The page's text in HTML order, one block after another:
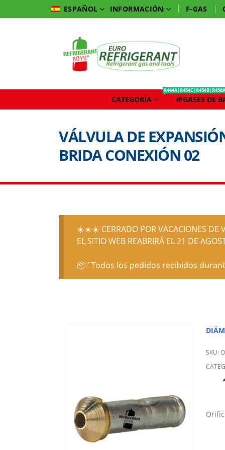
ESPAÑOL INFORMACIÓN F-GAS
CATEGORÍA 🌱GASES DE
VÁLVULA DE
BRIDA CONEXIÓN 02
☀️☀️☀️ CERRADO POR VACACIONES
EL SITIO WEB REABRIRÁ EL 21 DE
📦 "Todos los pedidos recibidos
SKU: